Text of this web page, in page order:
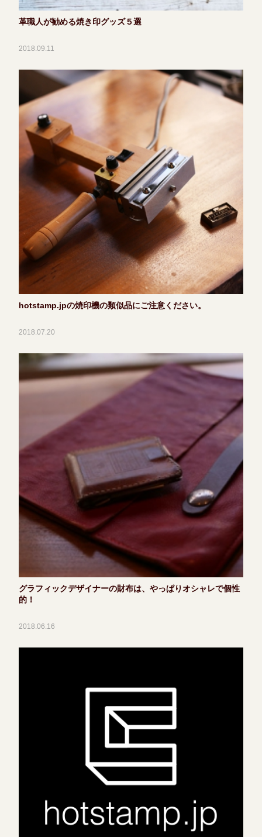
革職人が勧める焼き印グッズ５選
2018.09.11
hotstamp.jpの焼印機の類似品にご注意ください。
2018.07.20
グラフィックデザイナーの財布は、やっぱりオシャレで個性
的！
2018.06.16